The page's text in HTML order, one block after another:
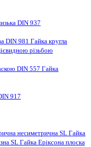
DIN 937
DIN 981 Гайка кругла
різьбою
DIN 557 Гайка
917
несиметрична SL Гайка
SL Гайка Еріксона плоска